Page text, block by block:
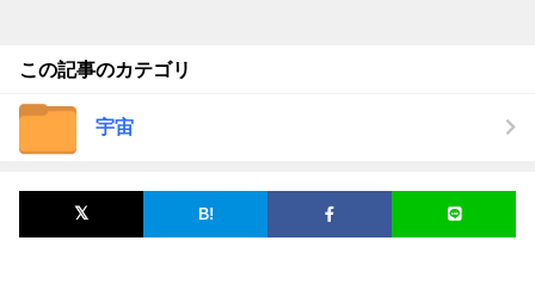
この記事のカテゴリ
宇宙